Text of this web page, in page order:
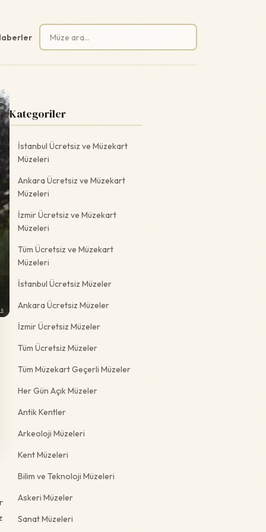
Arama:
Kategoriler
İstanbul Ücretsiz ve Müzekart
Müzeleri
Ankara Ücretsiz ve Müzekart
Müzeleri
İzmir Ücretsiz ve Müzekart
Müzeleri
Tüm Ücretsiz ve Müzekart
Müzeleri
İstanbul Ücretsiz Müzeler
Ankara Ücretsiz Müzeler
İzmir Ücretsiz Müzeler
Tüm Ücretsiz Müzeler
Tüm Müzekart Geçerli Müzeler
Her Gün Açık Müzeler
Antik Kentler
Arkeoloji Müzeleri
Kent Müzeleri
Bilim ve Teknoloji Müzeleri
Askeri Müzeler
Sanat Müzeleri